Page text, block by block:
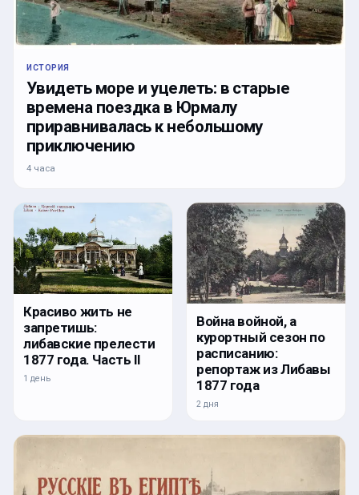
ИСТОРИЯ
Увидеть море и уцелеть: в старые
времена поездка в Юрмалу
приравнивалась к небольшому
приключению
4 часа
Красиво жить не
запретишь:
либавские прелести
1877 года. Часть II
1 день
Война войной, а
курортный сезон по
расписанию:
репортаж из Либавы
1877 года
2 дня